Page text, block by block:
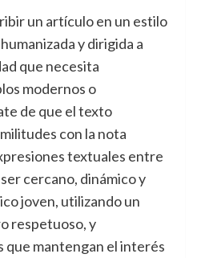
un artículo en un estilo
y dirigida a
que necesita
modernos o
de que el texto
con la nota
textuales entre
cercano, dinámico y
joven, utilizando un
respetuoso, y
mantengan el interés